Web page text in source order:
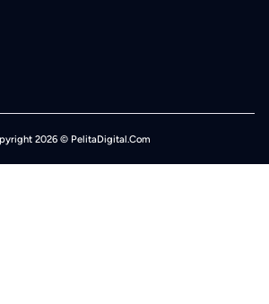
2026 © PelitaDigital.Com